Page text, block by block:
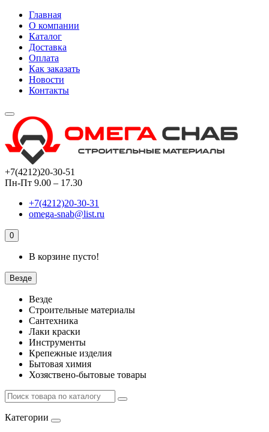
Главная
О компании
Каталог
Доставка
Оплата
Как заказать
Новости
Контакты
+7(4212)20-30-51
Пн-Пт 9.00 – 17.30
+7(4212)20-30-31
omega-snab@list.ru
0
В корзине пусто!
Везде
Везде
Строительные материалы
Сантехника
Лаки краски
Инструменты
Крепежные изделия
Бытовая химия
Хозяствено-бытовые товары
Категории